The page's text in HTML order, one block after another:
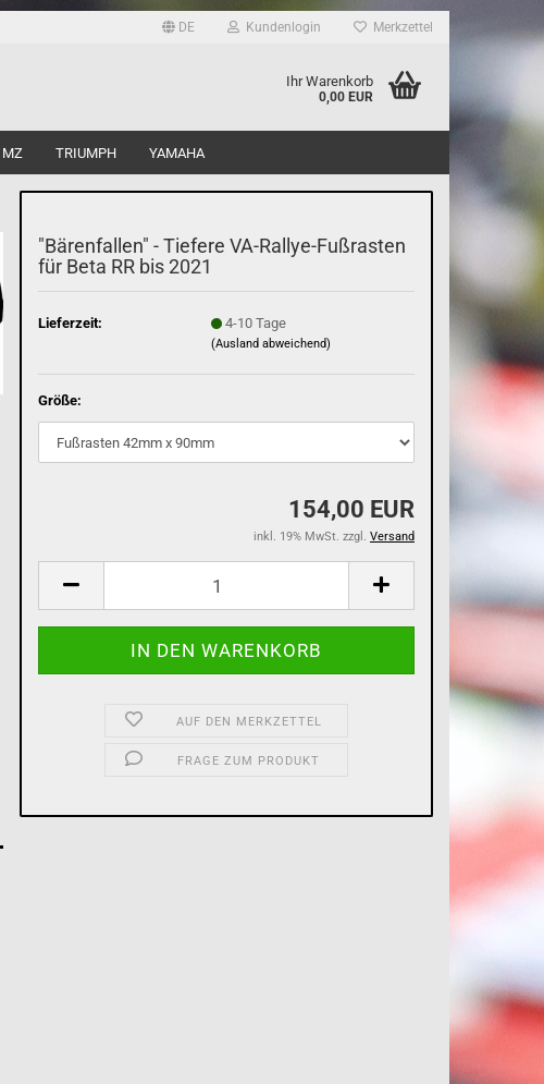
DE Kundenlogin Merkzettel
Ihr Warenkorb
0,00 EUR
MZ TRIUMPH YAMAHA
"Bärenfallen" - Tiefere VA-Rallye-Fußrasten
für Beta RR bis 2021
Lieferzeit: 4-10 Tage
(Ausland abweichend)
Größe:
154,00 EUR
inkl. 19% MwSt. zzgl. Versand
AUF DEN MERKZETTEL
FRAGE ZUM PRODUKT